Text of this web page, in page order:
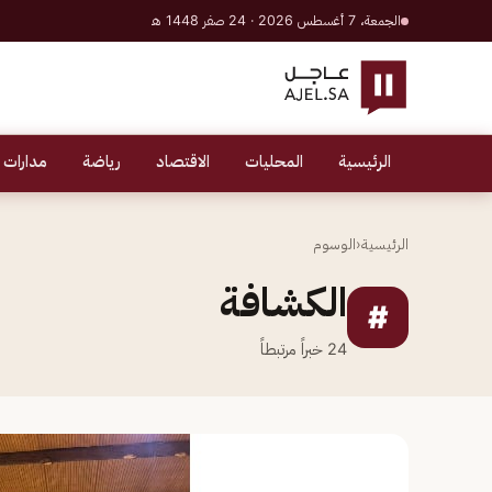
الجمعة، 7 أغسطس 2026 · 24 صفر 1448 هـ
الرئيسية المحليات الاقتصاد رياضة
الرئيسية‹الوسوم
# الكشافة
24 خبراً مرتبطاً